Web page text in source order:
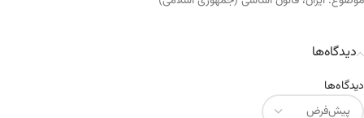
دیدگاه‌ها
دیدگاه‌ها